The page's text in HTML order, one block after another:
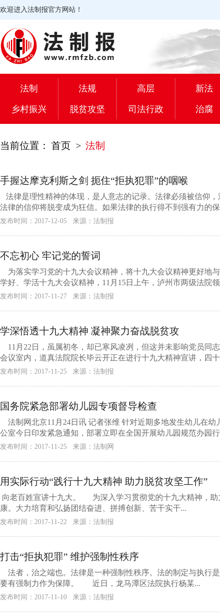
欢迎进入法制报官方网站！
法制 法规 高层 新法
乡村振兴 脱贫攻坚 司法行政 治腐
当前位置： 首页 > 法制
手握达摩克利斯之剑 扼住“拒执犯罪”的咽喉
法律是理性精神的体现，是人意志的记录。法律必须被信仰
法律的信仰将脱变成为狂信。如果法律的执行得不到强有力的
发布时间：2017-12-05 来源：法制报
不忘初心 牢记党的誓词
为落实学习党的十九大会议精神，将十九大会议精神更好地
学好、学活十九大会议精神，11月15日上午，泸州市两级法院
发布时间：2017-11-27 来源：法制报
学深悟透十九大精神 凝神聚力奋战脱贫攻
11月22日，虽属初冬，却已寒风凌冽，但这并未影响党员同
会议室内，道真法院院长毕云开正在进行十九大精神宣讲，四
发布时间：2017-11-25 来源：法制报
国务院紧急部署幼儿园专项督导检查
法制网北京11月24日讯 记者张维 针对近期多地发生幼儿在
公室今日印发紧急通知，部署立即在全国开展幼儿园规范办园
发布时间：2017-11-25 来源：法制网
用实际行动“践行十九大精神 助力脱贫攻坚工作”
向老百姓宣讲十九大。 为深入学习贯彻党的十九大精神，助
康。大力培育和弘扬团结奋进、拼搏创新、苦干实干...
发布时间：2017-11-22 来源：法制报
打击“拒执犯罪” 维护强制性秩序
法者，治之端也。法律是一种强制性秩序。法的制定与执行
要有强制力作为保障。 近日，龙马潭区法院执行杨某...
发布时间：2017-11-10 来源：法制报